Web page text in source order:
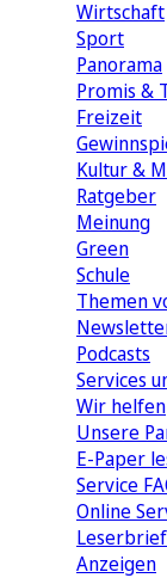
Wirtschaft
Sport
Panorama
Promis &
Freizeit
Kultur &
Ratgeber
Meinung
Green
Schule
Themen
Podcasts
Services
Wir helfen
Unsere
E-Paper
Service
Online
Anzeigen